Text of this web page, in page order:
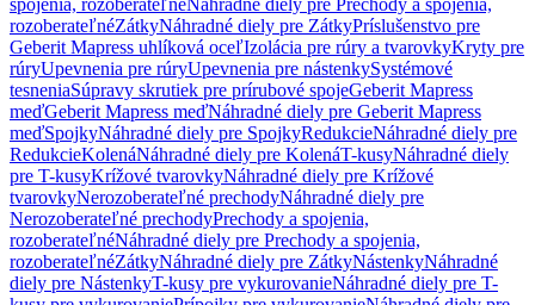
spojenia, rozoberateľnéNáhradné diely pre Prechody a spojenia,
rozoberateľnéZátkyNáhradné diely pre ZátkyPríslušenstvo pre
Geberit Mapress uhlíková oceľIzolácia pre rúry a tvarovkyKryty pre
rúryUpevnenia pre rúryUpevnenia pre nástenkySystémové
tesneniaSúpravy skrutiek pre prírubové spojeGeberit Mapress
meďGeberit Mapress meďNáhradné diely pre Geberit Mapress
meďSpojkyNáhradné diely pre SpojkyRedukcieNáhradné diely pre
RedukcieKolenáNáhradné diely pre KolenáT-kusyNáhradné diely
pre T-kusyKrížové tvarovkyNáhradné diely pre Krížové
tvarovkyNerozoberateľné prechodyNáhradné diely pre
Nerozoberateľné prechodyPrechody a spojenia,
rozoberateľnéNáhradné diely pre Prechody a spojenia,
rozoberateľnéZátkyNáhradné diely pre ZátkyNástenkyNáhradné
diely pre NástenkyT-kusy pre vykurovanieNáhradné diely pre T-